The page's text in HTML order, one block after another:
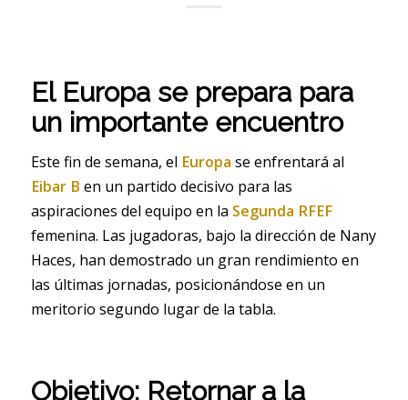
El Europa se prepara para
un importante encuentro
Este fin de semana, el Europa se enfrentará al
Eibar B en un partido decisivo para las
aspiraciones del equipo en la Segunda RFEF
femenina. Las jugadoras, bajo la dirección de Nany
Haces, han demostrado un gran rendimiento en
las últimas jornadas, posicionándose en un
meritorio segundo lugar de la tabla.
Objetivo: Retornar a la